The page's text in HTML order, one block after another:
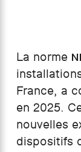
La norme
France, a
en 2025.
nouvelles
dispositifs